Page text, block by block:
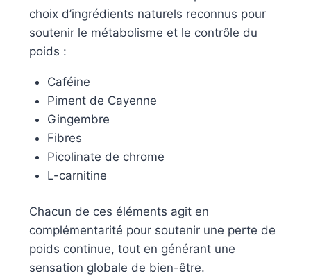
choix d’ingrédients naturels reconnus pour
soutenir le métabolisme et le contrôle du
poids :
Caféine
Piment de Cayenne
Gingembre
Fibres
Picolinate de chrome
L-carnitine
Chacun de ces éléments agit en
complémentarité pour soutenir une perte de
poids continue, tout en générant une
sensation globale de bien-être.